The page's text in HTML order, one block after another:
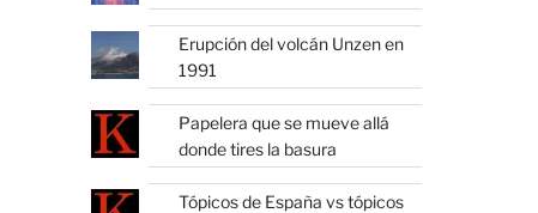
Erupción del volcán Unzen en
1991
Papelera que se mueve allá
donde tires la basura
Tópicos de España vs tópicos